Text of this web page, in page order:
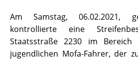
Am Samstag, 06.02.2021,
kontrollierte eine
Staatsstraße 2230 im Bereich
jugendlichen Mofa-Fahrer, der